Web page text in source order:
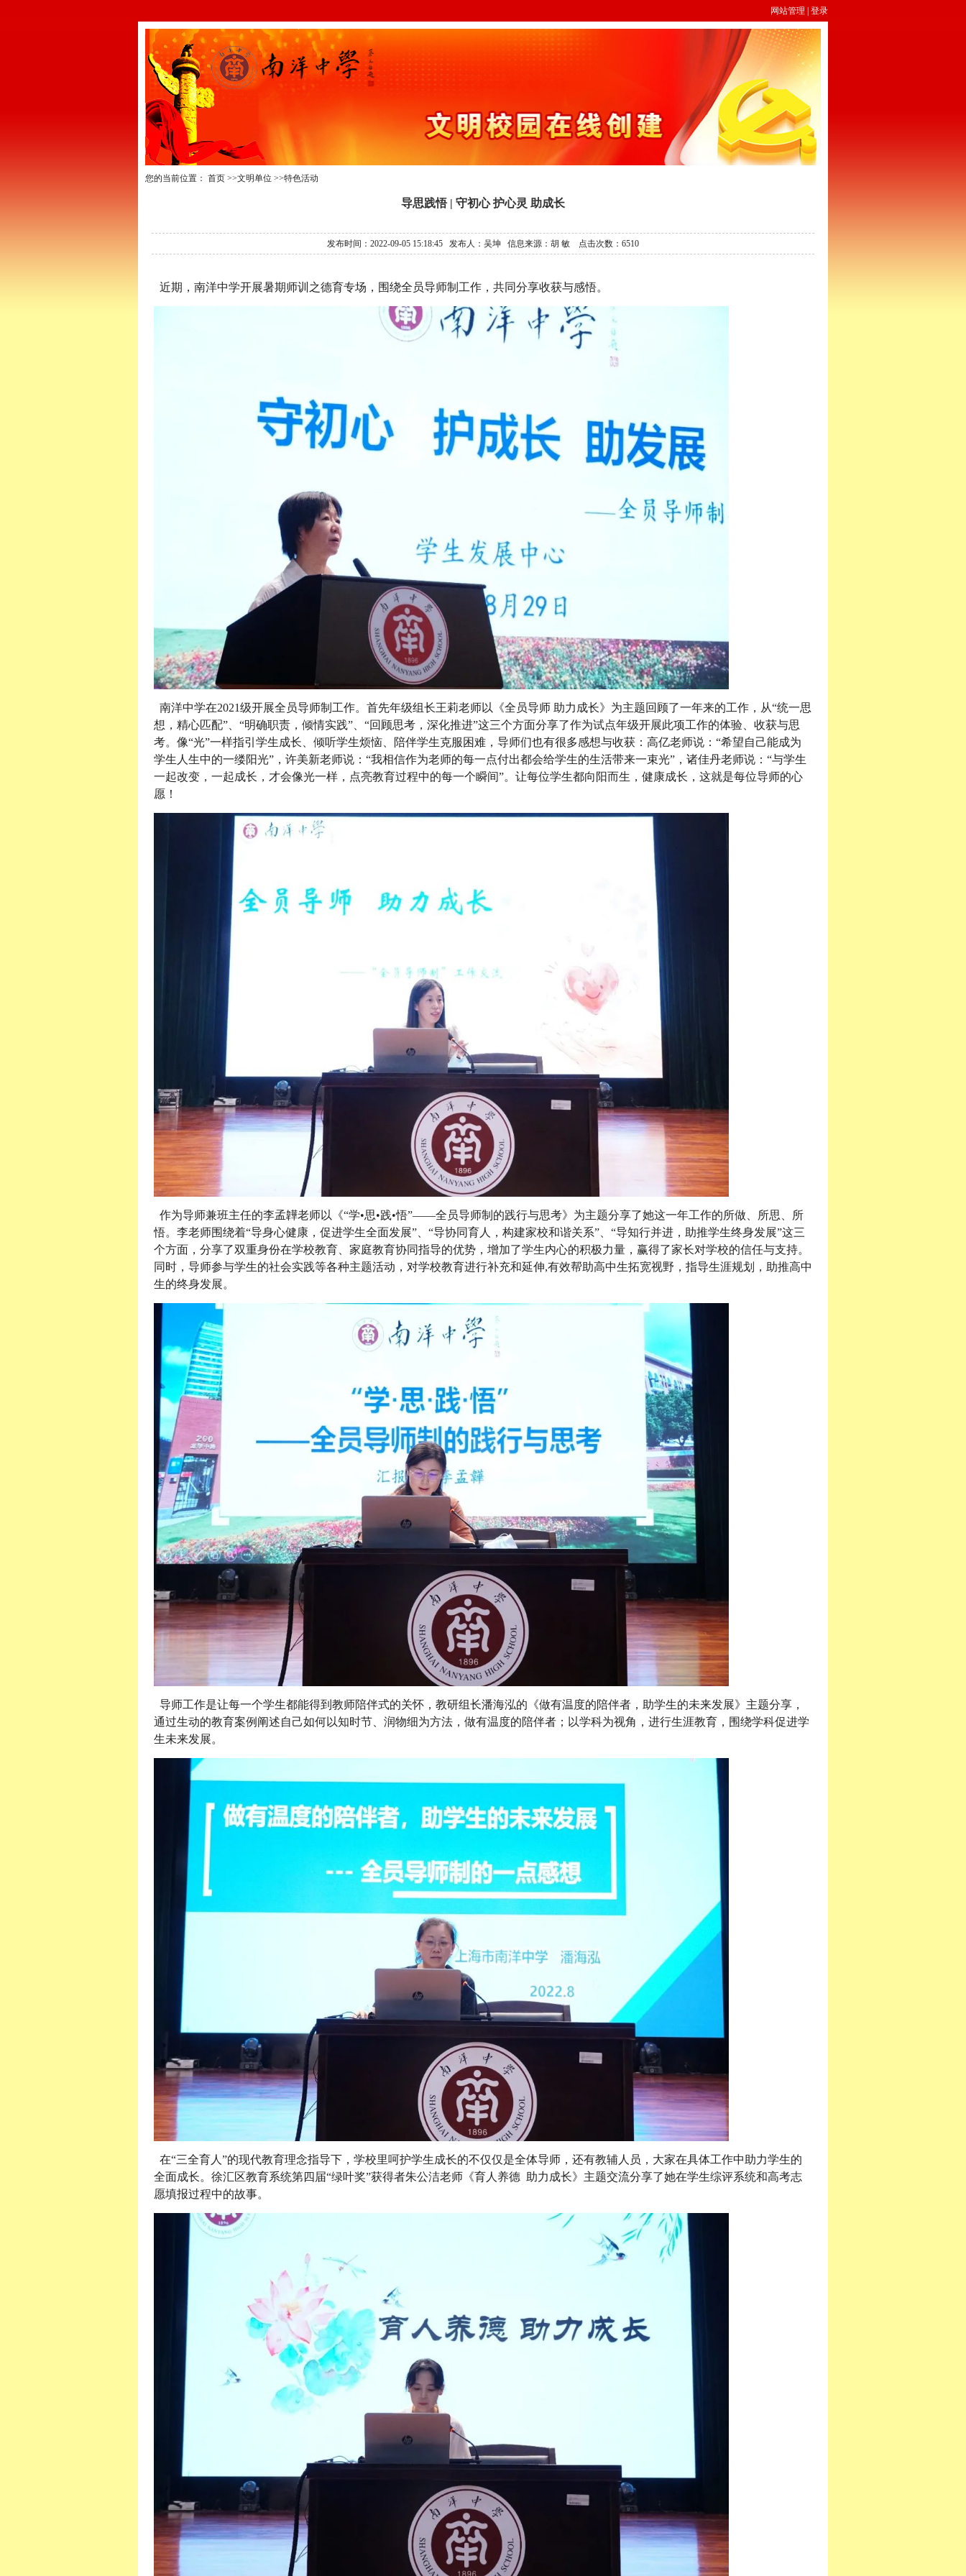
网站管理 登录
您的当前位置： 首页 >>文明单位 >>特色活动
导思践悟 | 守初心 护心灵 助成长
发布时间：2022-09-05 15:18:45 发布人：吴坤 信息来源：胡 敏 点击次数： 6510
近期，南洋中学开展暑期师训之德育专场，围绕全员导师制工作，共同分享收获与感悟。
南洋中学在2021级开展全员导师制工作。首先年级组长王莉老师以《全员导师 助力成长》为主题回顾了一年来的工作，从“统一思
想，精心匹配”、“明确职责，倾情实践”、“回顾思考，深化推进”这三个方面分享了作为试点年级开展此项工作的体验、收获与思
考。像“光”一样指引学生成长、倾听学生烦恼、陪伴学生克服困难，导师们也有很多感想与收获：高亿老师说：“希望自己能成为
学生人生中的一缕阳光”，许美新老师说：“我相信作为老师的每一点付出都会给学生的生活带来一束光”，诸佳丹老师说：“与学生
一起改变，一起成长，才会像光一样，点亮教育过程中的每一个瞬间”。让每位学生都向阳而生，健康成长，这就是每位导师的心
愿！
作为导师兼班主任的李孟韡老师以《“学•思•践•悟”——全员导师制的践行与思考》为主题分享了她这一年工作的所做、所思、所
悟。李老师围绕着“导身心健康，促进学生全面发展”、“导协同育人，构建家校和谐关系”、“导知行并进，助推学生终身发展”这三
个方面，分享了双重身份在学校教育、家庭教育协同指导的优势，增加了学生内心的积极力量，赢得了家长对学校的信任与支持。
同时，导师参与学生的社会实践等各种主题活动，对学校教育进行补充和延伸,有效帮助高中生拓宽视野，指导生涯规划，助推高中
生的终身发展。
导师工作是让每一个学生都能得到教师陪伴式的关怀，教研组长潘海泓的《做有温度的陪伴者，助学生的未来发展》主题分享，
通过生动的教育案例阐述自己如何以知时节、润物细为方法，做有温度的陪伴者；以学科为视角，进行生涯教育，围绕学科促进学
生未来发展。
在“三全育人”的现代教育理念指导下，学校里呵护学生成长的不仅仅是全体导师，还有教辅人员，大家在具体工作中助力学生的
全面成长。徐汇区教育系统第四届“绿叶奖”获得者朱公洁老师《育人养德 助力成长》主题交流分享了她在学生综评系统和高考志
愿填报过程中的故事。